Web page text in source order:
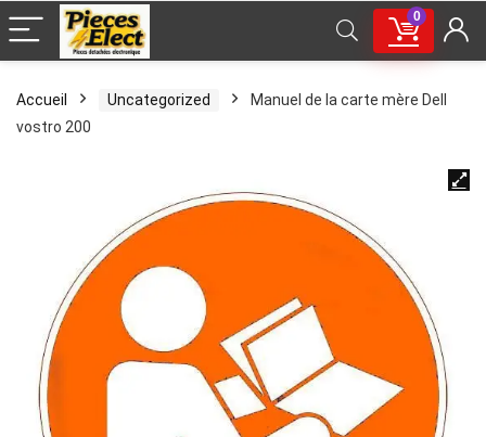
0
Accueil Uncategorized
Manuel de la carte mère Dell
vostro 200